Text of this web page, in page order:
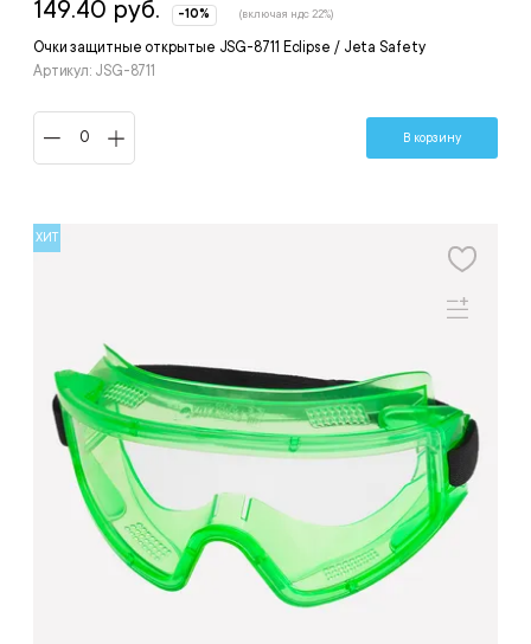
Очки защитные открытые JSG-8711 Eclipse / Jeta Safety
Артикул: JSG-8711
149.40 руб. -10% (включая ндс 22%)
В корзину
ХИТ